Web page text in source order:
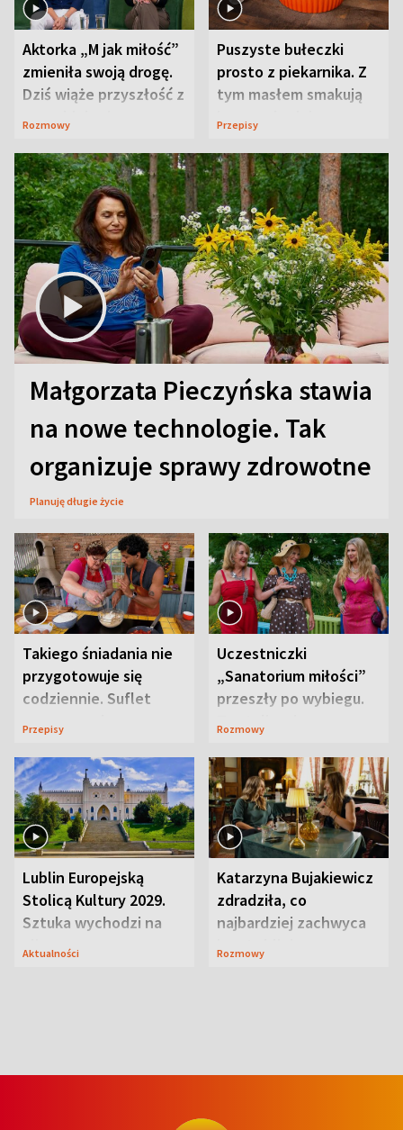
Aktorka „M jak miłość”
zmieniła swoją drogę.
Dziś wiąże przyszłość z
neurobiologią
Rozmowy
Puszyste bułeczki
prosto z piekarnika. Z
tym masłem smakują
jeszcze lepiej
Przepisy
Małgorzata Pieczyńska stawia
na nowe technologie. Tak
organizuje sprawy zdrowotne
Planuję długie życie
Takiego śniadania nie
przygotowuje się
codziennie. Suflet
serowy zachwyca
Przepisy
Uczestniczki
„Sanatorium miłości”
przeszły po wybiegu.
Te stylizacje
Rozmowy
Lublin Europejską
Stolicą Kultury 2029.
Sztuka wychodzi na
ulice
Aktualności
Katarzyna Bujakiewicz
zdradziła, co
najbardziej zachwyca
ją w Lublinie
Rozmowy